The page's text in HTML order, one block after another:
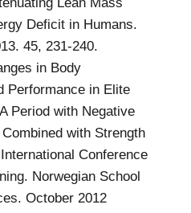
Deficit in Humans.
45, 231-240.
in Body
Performance in Elite
Period with Negative
with Strength
Conference
Norwegian School
October 2012